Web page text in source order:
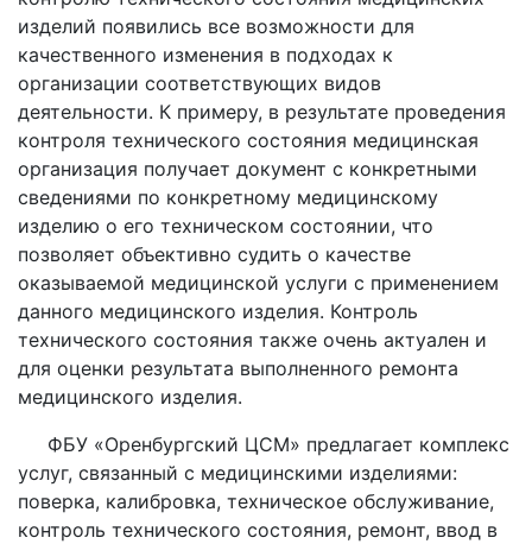
изделий появились все возможности для
качественного изменения в подходах к
организации соответствующих видов
деятельности. К примеру, в результате проведения
контроля технического состояния медицинская
организация получает документ с конкретными
сведениями по конкретному медицинскому
изделию о его техническом состоянии, что
позволяет объективно судить о качестве
оказываемой медицинской услуги с применением
данного медицинского изделия. Контроль
технического состояния также очень актуален и
для оценки результата выполненного ремонта
медицинского изделия.
ФБУ «Оренбургский ЦСМ» предлагает комплекс
услуг, связанный с медицинскими изделиями:
поверка, калибровка, техническое обслуживание,
контроль технического состояния, ремонт, ввод в